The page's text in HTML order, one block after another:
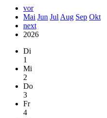
vor
Mai Jun Jul Aug Sep Okt
next
2026
Di
1
Mi
2
Do
3
Fr
4